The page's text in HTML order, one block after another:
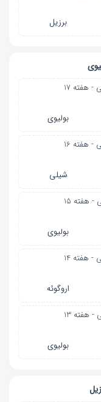
برزیل
هفته 17
بولیوی
هفته 16
شیلی
هفته 15
بولیوی
هفته 14
اروگوئه
هفته 13
بولیوی